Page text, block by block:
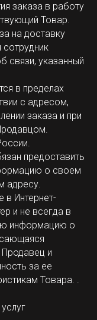
заказа в работу
Товар.
на доставку
связи, указанный
в пределах
с адресом,
заказа и при
предоставить
о своем
адресу.
в Интернет-
и не всегда в
информацию о
Продавец и
за ее
Товара. .